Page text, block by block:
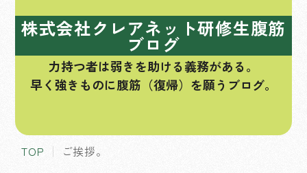
株式会社クレアネット研修生腹筋
ブログ
力持つ者は弱きを助ける義務がある。
早く強きものに腹筋（復帰）を願うブログ。
TOP ご挨拶。